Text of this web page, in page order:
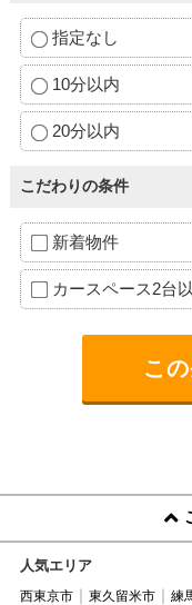
指定なし
10分以内
20分以内
こだわりの条件
新着物件
カースペース2台
人気エリア
西東京市 東久留米市 練